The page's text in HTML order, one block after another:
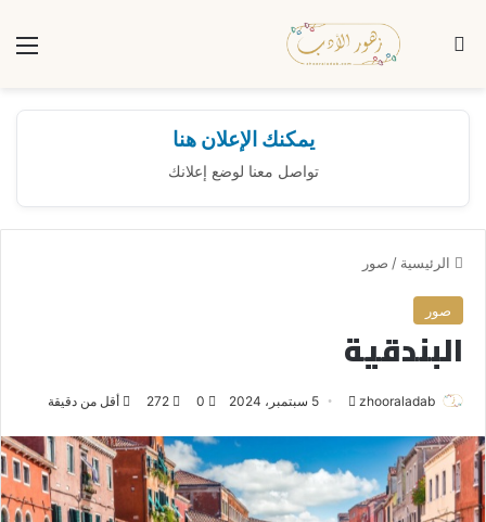
بحث عن
يمكنك الإعلان هنا
تواصل معنا لوضع إعلانك
الرئيسية / صور
صور
البندقية
zhooraladab
ل
5 سبتمبر، 2024 0
272 أقل من دقيقة